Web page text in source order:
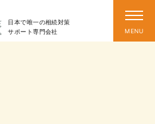
日本で唯一の相続対策
サポート専門会社